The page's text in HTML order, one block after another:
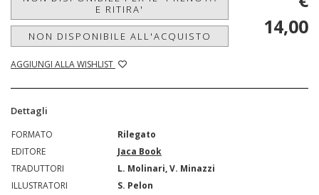
E RITIRA'
NON DISPONIBILE ALL'ACQUISTO
AGGIUNGI ALLA WISHLIST
14,00
Dettagli
FORMATO
Rilegato
EDITORE
Jaca Book
TRADUTTORI
L. Molinari, V. Minazzi
ILLUSTRATORI
S. Pelon